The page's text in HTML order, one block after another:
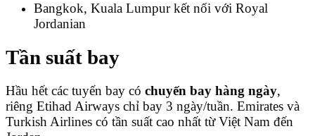
Bangkok, Kuala Lumpur kết nối với Royal
Jordanian
Tần suất bay
Hầu hết các tuyến bay có chuyến bay hàng ngày,
riêng Etihad Airways chỉ bay 3 ngày/tuần. Emirates và
Turkish Airlines có tần suất cao nhất từ Việt Nam đến